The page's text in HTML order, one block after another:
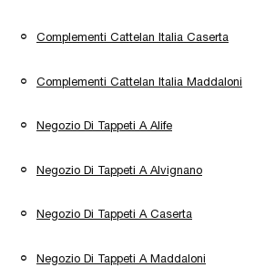
Complementi Cattelan Italia Caserta
Complementi Cattelan Italia Maddaloni
Negozio Di Tappeti A Alife
Negozio Di Tappeti A Alvignano
Negozio Di Tappeti A Caserta
Negozio Di Tappeti A Maddaloni